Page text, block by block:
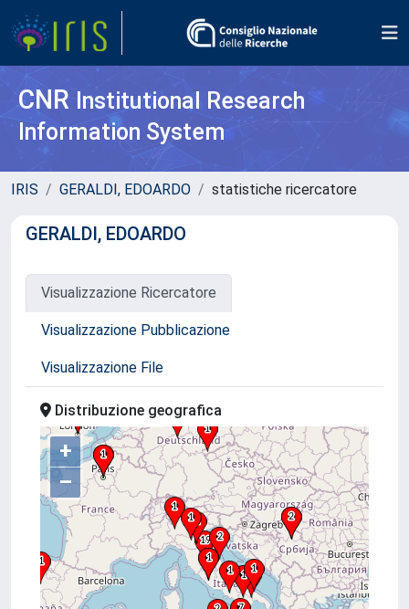
CNR Institutional Research
Information System
IRIS GERALDI, EDOARDO statistiche ricercatore
GERALDI, EDOARDO
Visualizzazione Ricercatore
Visualizzazione Pubblicazione
Visualizzazione File
Distribuzione geografica
+
–